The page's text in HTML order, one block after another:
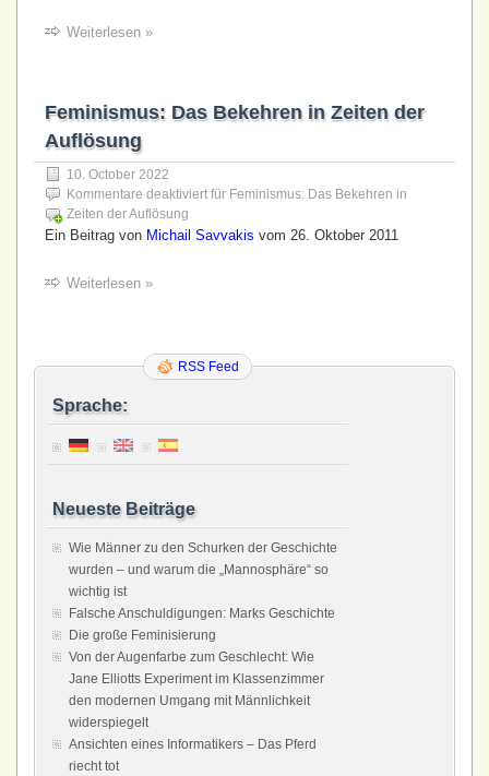
Weiterlesen »
Feminismus: Das Bekehren in Zeiten der
Auflösung
10. October 2022
Kommentare deaktiviert für Feminismus: Das Bekehren in
Zeiten der Auflösung
Ein Beitrag von Michail Savvakis vom 26. Oktober 2011
Weiterlesen »
RSS Feed
Sprache:
Neueste Beiträge
Wie Männer zu den Schurken der Geschichte
wurden – und warum die „Mannosphäre“ so
wichtig ist
Falsche Anschuldigungen: Marks Geschichte
Die große Feminisierung
Von der Augenfarbe zum Geschlecht: Wie
Jane Elliotts Experiment im Klassenzimmer
den modernen Umgang mit Männlichkeit
widerspiegelt
Ansichten eines Informatikers – Das Pferd
riecht tot